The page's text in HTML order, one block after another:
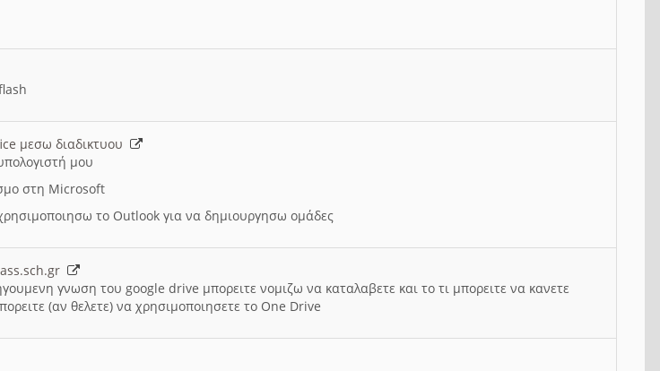
μεσω διαδικτυου
μου
στη Microsoft
το Outlook για να δημιουργησω ομάδες
γνωση του google drive μπορειτε νομιζω να καταλαβετε και το τι μπορειτε να κανετε
(αν θελετε) να χρησιμοποιησετε το One Drive